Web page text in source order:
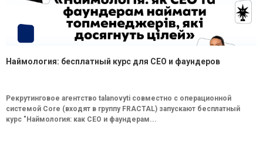
Наймология: бесплатный курс для CEO и фаундеров
Рекрутинговое агентство talanovyti совместно с операционной
системой Core (входят в группу FRACTAL) запускают бесплатный
курс "Наймология: как СEO и фаундерам...